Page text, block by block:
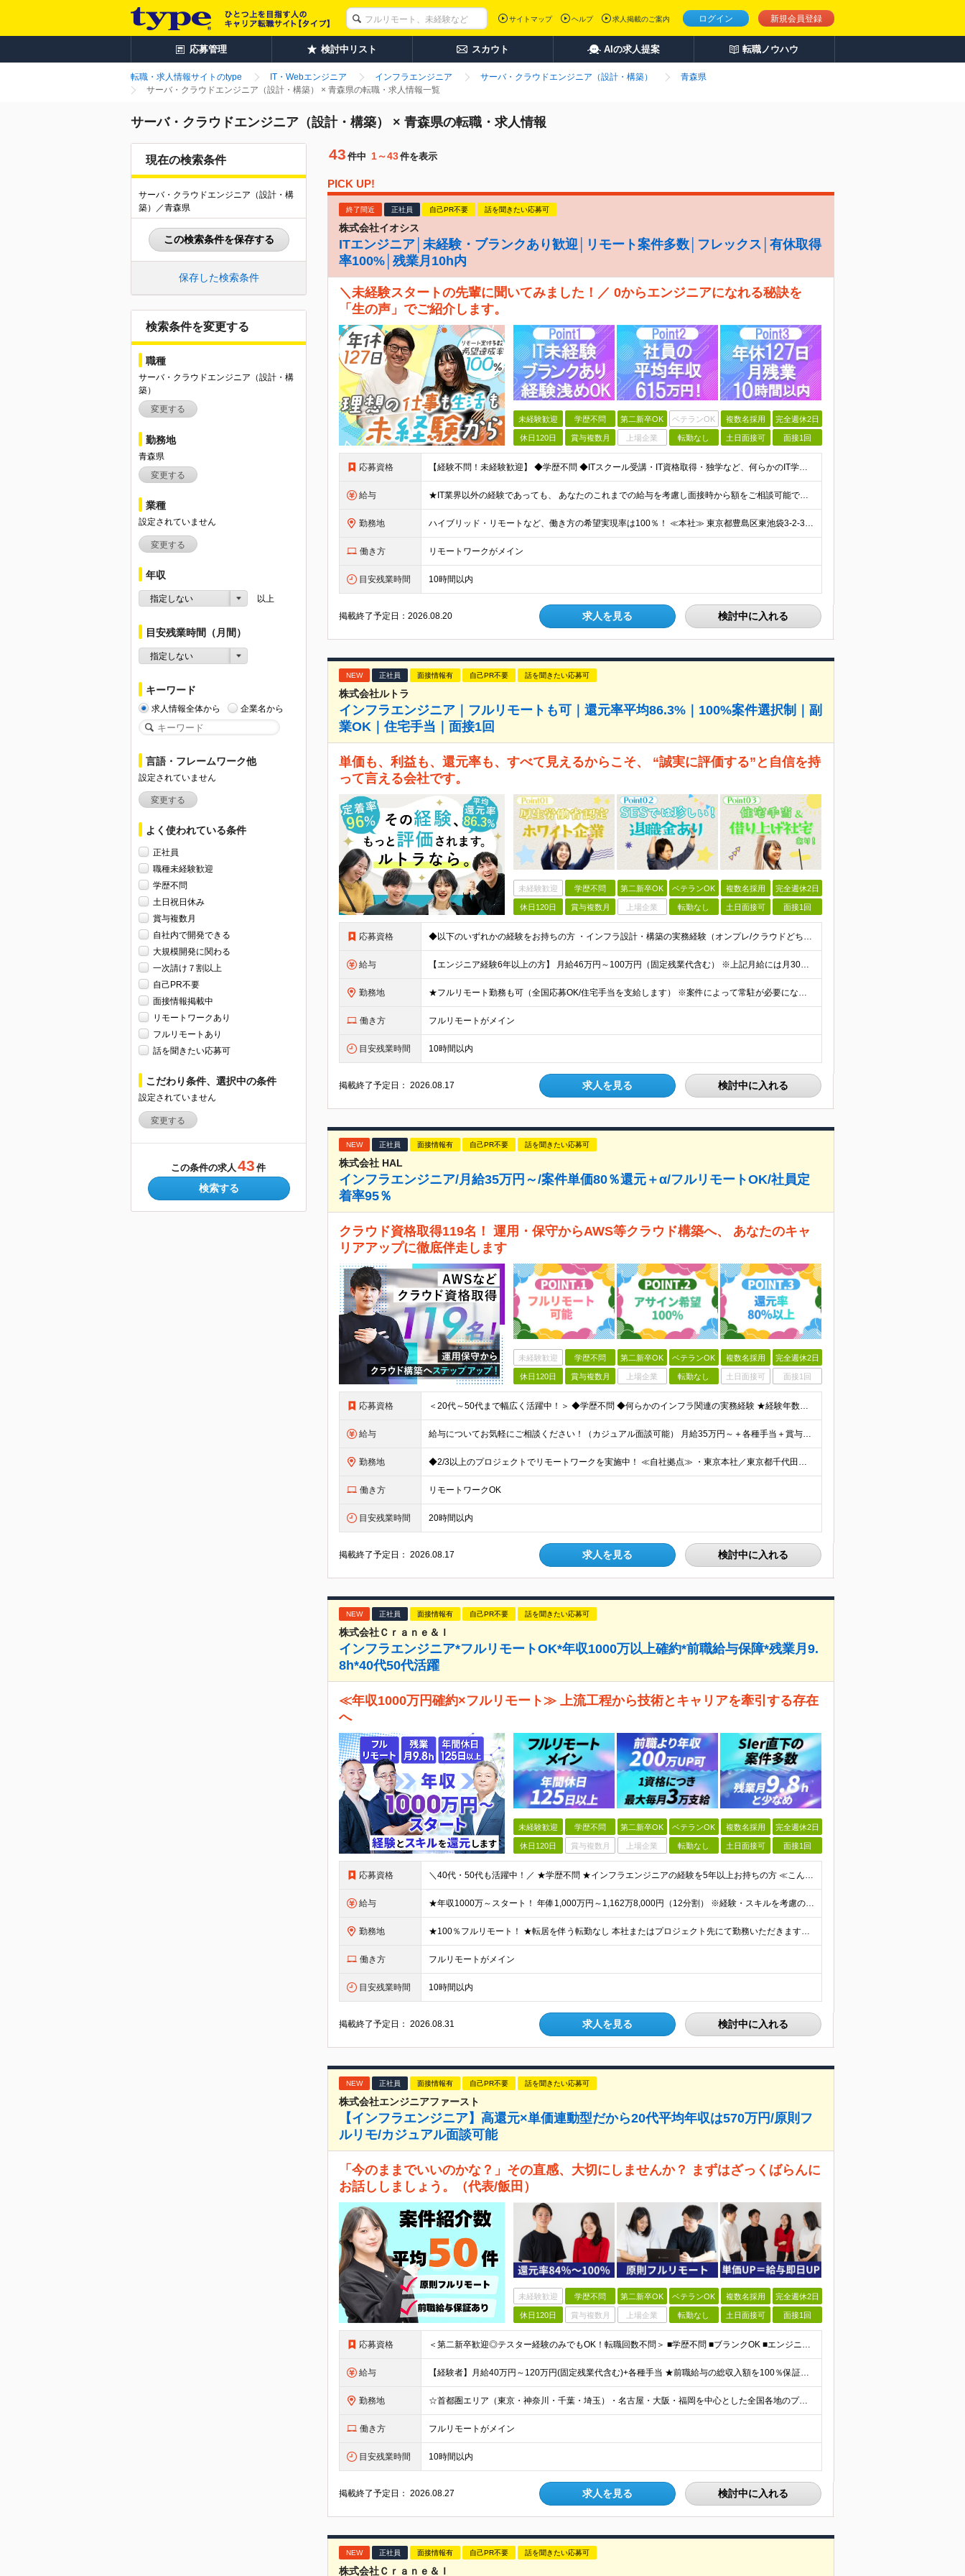
ログイン 新規会員登録
サイトマップ ヘルプ 求人掲載のご案内
応募管理 検討中リスト スカウト AIの求人提案 転職ノウハウ
転職・求人情報サイトのtype IT・Webエンジニア インフラエンジニア サーバ・クラウドエンジニア（設計・構築）
青森県
サーバ・クラウドエンジニア（設計・構築） × 青森県の転職・求人情報一覧
サーバ・クラウドエンジニア（設計・構築） × 青森県の転職・求人情報
現在の検索条件
サーバ・クラウドエンジニア（設計・構
築）／青森県
この検索条件を保存する
保存した検索条件
検索条件を変更する
職種
サーバ・クラウドエンジニア（設計・構
築）
変更する
勤務地
青森県
変更する
業種
設定されていません
変更する
年収
指定しない 以上
目安残業時間（月間）
指定しない
キーワード
求人情報全体から 企業名から
言語・フレームワーク他
設定されていません
変更する
よく使われている条件
正社員
職種未経験歓迎
学歴不問
土日祝日休み
賞与複数月
自社内で開発できる
大規模開発に関わる
一次請け７割以上
自己PR不要
面接情報掲載中
リモートワークあり
フルリモートあり
話を聞きたい応募可
こだわり条件、選択中の条件
設定されていません
変更する
この条件の求人 43 件
検索する
43 件中 1～43件を表示
PICK UP!
終了間近 正社員 自己PR不要 話を聞きたい応募可
株式会社イオシス
ITエンジニア│未経験・ブランクあり歓迎│リモート案件多数│フレックス│有休取得
率100%│残業月10h内
＼未経験スタートの先輩に聞いてみました！／ 0からエンジニアになれる秘訣を
「生の声」でご紹介します。
未経験歓迎 学歴不問 第二新卒OK ベテランOK 複数名採用 完全週休2日
休日120日 賞与複数月 上場企業 転勤なし 土日面接可 面接1回
応募資格 【経験不問！未経験歓迎】 ◆学歴不問 ◆ITスクール受講・IT資格取得・独学など、何らかのIT学習経験をお持ちの方 ※実務経験は問いません ※IT未経験でも、自学や職業訓練など学習を始めている方を対象
給与 ★IT業界以外の経験であっても、 あなたのこれまでの給与を考慮し面接時から額をご相談可能です！ ■未経験者 初年度想定月給 月給：255,000円～295,000円（年収:356万円～412万円以上
勤務地 ハイブリッド・リモートなど、働き方の希望実現率は100％！ ≪本社≫ 東京都豊島区東池袋3-2-3 第一主田ビル402号室 「晩ご飯は家族と一緒に食べたい」 島崎代表のそんなシンプルな想いから、当
働き方 リモートワークがメイン
目安残業時間 10時間以内
掲載終了予定日：2026.08.20 求人を見る 検討中に入れる
NEW 正社員 面接情報有 自己PR不要 話を聞きたい応募可
株式会社ルトラ
インフラエンジニア｜フルリモートも可｜還元率平均86.3%｜100%案件選択制｜副
業OK｜住宅手当｜面接1回
単価も、利益も、還元率も、すべて見えるからこそ、 “誠実に評価する”と自信を持
って言える会社です。
未経験歓迎 学歴不問 第二新卒OK ベテランOK 複数名採用 完全週休2日
休日120日 賞与複数月 上場企業 転勤なし 土日面接可 面接1回
応募資格 ◆以下のいずれかの経験をお持ちの方 ・インフラ設計・構築の実務経験（オンプレ/クラウドどちらもOK） ・クラウド環境下での運用保守に関する実務経験 ◆学歴不問 ＜こんな方は特に歓迎します＞ ◎これま
給与 【エンジニア経験6年以上の方】 月給46万円～100万円（固定残業代含む） ※上記月給には月30時間分の固定残業代（月8万7,400円～月19万円）を含む。超過分は全額支給。 【エンジニア経験4年以
勤務地 ★フルリモート勤務も可（全国応募OK/住宅手当を支給します） ※案件によって常駐が必要になる場合があります。 ※希望がない限り、転勤はありません ※U・Iターン歓迎 ★ルトラの社員は全国各地で活躍中
働き方 フルリモートがメイン
目安残業時間 10時間以内
掲載終了予定日：2026.08.17 求人を見る 検討中に入れる
NEW 正社員 面接情報有 自己PR不要 話を聞きたい応募可
株式会社 HAL
インフラエンジニア/月給35万円～/案件単価80％還元＋α/フルリモートOK/社員定
着率95％
クラウド資格取得119名！ 運用・保守からAWS等クラウド構築へ、 あなたのキャ
リアアップに徹底伴走します
未経験歓迎 学歴不問 第二新卒OK ベテランOK 複数名採用 完全週休2日
休日120日 賞与複数月 上場企業 転勤なし 土日面接可 面接1回
応募資格 ＜20代～50代まで幅広く活躍中！＞ ◆学歴不問 ◆何らかのインフラ関連の実務経験 ★経験年数不問/運用監視レベルも歓迎 ＜こんな方は大歓迎！＞ ◎今の収入に不満がある ◎もっと上流の案件で活躍した
給与 給与についてお気軽にご相談ください！（カジュアル面談可能） 月給35万円～＋各種手当＋賞与2回 ※固定残業代は、時間外労働の有無に関わらず40時間分を87,500円～支給 ※超過分は別途支給 ※試用
勤務地 ◆2/3以上のプロジェクトでリモートワークを実施中！ ≪自社拠点≫ ・東京本社／東京都千代田区丸の内二丁目6番1号 丸の内パークビルディング6階 ・関西支社／⼤阪府⼤阪市中央区安⼟町2-3-13 ⼤
働き方 リモートワークOK
目安残業時間 20時間以内
掲載終了予定日：2026.08.17 求人を見る 検討中に入れる
NEW 正社員 面接情報有 自己PR不要 話を聞きたい応募可
株式会社Ｃｒａｎｅ＆Ｉ
インフラエンジニア*フルリモートOK*年収1000万以上確約*前職給与保障*残業月9.
8h*40代50代活躍
≪年収1000万円確約×フルリモート≫ 上流工程から技術とキャリアを牽引する存在
へ
未経験歓迎 学歴不問 第二新卒OK ベテランOK 複数名採用 完全週休2日
休日120日 賞与複数月 上場企業 転勤なし 土日面接可 面接1回
応募資格 ＼40代・50代も活躍中！／ ★学歴不問 ★インフラエンジニアの経験を5年以上お持ちの方 ≪こんな方にピッタリです！≫ ◎自身の市場価値を正当に評価してほしい ◎今より年収をアップさせたい ◎多彩な
給与 ★年収1000万～スタート！ 年俸1,000万円～1,162万8,000円（12分割） ※経験・スキルを考慮の上決定します ※上記金額には固定残業代（月30h分・158,400円～184,000円
勤務地 ★100％フルリモート！ ★転居を伴う転勤なし 本社またはプロジェクト先にて勤務いただきます！ ※プロジェクト先は一都三県及び23区内がメイン 【本社】 東京都新宿区神楽坂1-2 研究社英語センタ
働き方 フルリモートがメイン
目安残業時間 10時間以内
掲載終了予定日：2026.08.31 求人を見る 検討中に入れる
NEW 正社員 面接情報有 自己PR不要 話を聞きたい応募可
株式会社エンジニアファースト
【インフラエンジニア】高還元×単価連動型だから20代平均年収は570万円/原則フ
ルリモ/カジュアル面談可能
「今のままでいいのかな？」その直感、大切にしませんか？ まずはざっくばらんに
お話ししましょう。（代表/飯田）
未経験歓迎 学歴不問 第二新卒OK ベテランOK 複数名採用 完全週休2日
休日120日 賞与複数月 上場企業 転勤なし 土日面接可 面接1回
応募資格 ＜第二新卒歓迎◎テスター経験のみでもOK！転職回数不問＞ ■学歴不問 ■ブランクOK ■エンジニアとしての実務経験が1年以上ある方 └開発、インフラ、工程、言語は一切不問！ ※未経験も若干名募集して
給与 【経験者】月給40万円～120万円(固定残業代含む)+各種手当 ★前職給与の総収入額を100％保証｜還元率84％〜100％ ★20代の平均年収570万円 ※月給には、みなし残業手当(月30時間／5万
勤務地 ☆首都圏エリア（東京・神奈川・千葉・埼玉）・名古屋・大阪・福岡を中心とした全国各地のプロジェクト先に参画いただきます。 ※希望をヒアリングした上で決定します ☆全国各地からフルリモートOK 【本社】
働き方 フルリモートがメイン
目安残業時間 10時間以内
掲載終了予定日：2026.08.27 求人を見る 検討中に入れる
NEW 正社員 面接情報有 自己PR不要 話を聞きたい応募可
株式会社Ｃｒａｎｅ＆Ｉ